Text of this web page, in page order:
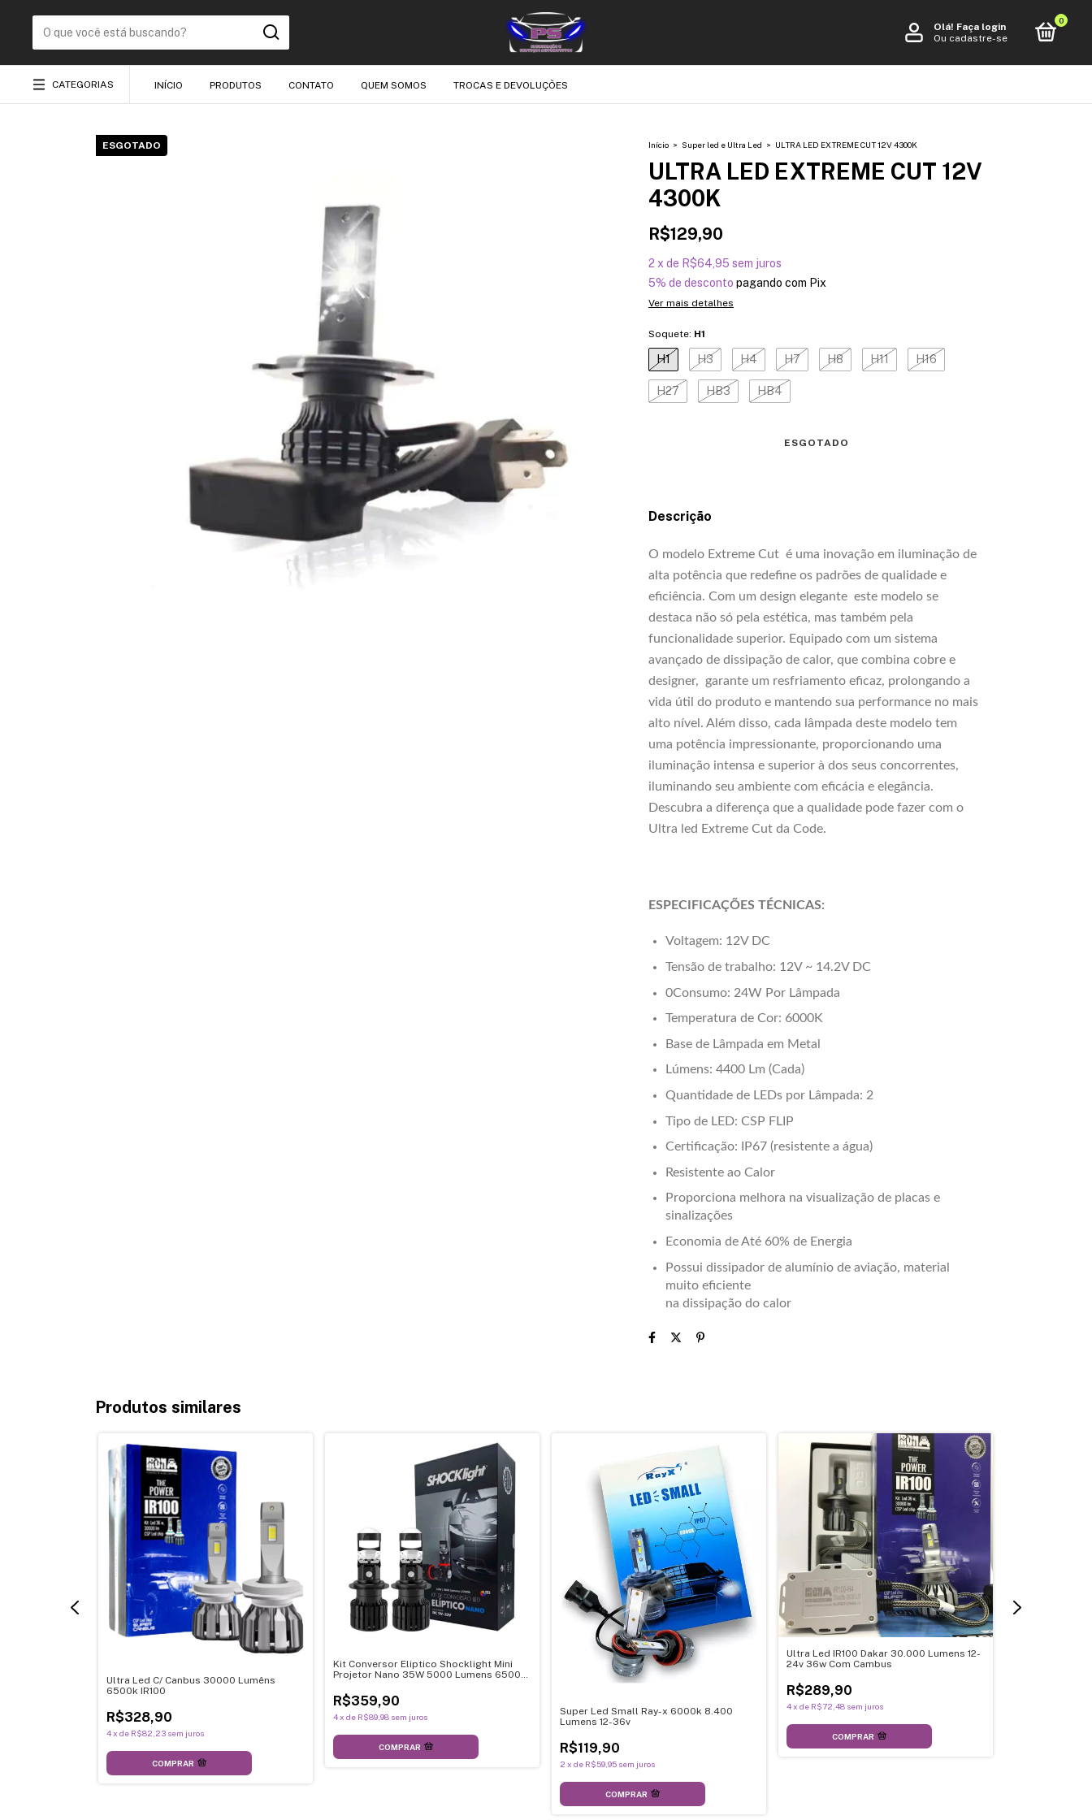
Olá! Faça login
Ou cadastre-se
0
CATEGORIAS INÍCIO PRODUTOS CONTATO QUEM SOMOS TROCAS E DEVOLUÇÕES
ESGOTADO Início > Super led e Ultra Led > ULTRA LED EXTREME CUT 12V 4300K
ULTRA LED EXTREME CUT 12V
4300K
R$129,90
2 x de R$64,95 sem juros
5% de desconto pagando com Pix
Ver mais detalhes
Soquete: H1
H1 H3 H4 H7 H8 H11 H16
H27 HB3 HB4
Descrição
O modelo Extreme Cut é uma inovação em iluminação de
alta potência que redefine os padrões de qualidade e
eficiência. Com um design elegante este modelo se
destaca não só pela estética, mas também pela
funcionalidade superior. Equipado com um sistema
avançado de dissipação de calor, que combina cobre e
designer, garante um resfriamento eficaz, prolongando a
vida útil do produto e mantendo sua performance no mais
alto nível. Além disso, cada lâmpada deste modelo tem
uma potência impressionante, proporcionando uma
iluminação intensa e superior à dos seus concorrentes,
iluminando seu ambiente com eficácia e elegância.
Descubra a diferença que a qualidade pode fazer com o
Ultra led Extreme Cut da Code.
ESPECIFICAÇÕES TÉCNICAS:
Voltagem: 12V DC
Tensão de trabalho: 12V ~ 14.2V DC
0Consumo: 24W Por Lâmpada
Temperatura de Cor: 6000K
Base de Lâmpada em Metal
Lúmens: 4400 Lm (Cada)
Quantidade de LEDs por Lâmpada: 2
Tipo de LED: CSP FLIP
Certificação: IP67 (resistente a água)
Resistente ao Calor
Proporciona melhora na visualização de placas e
sinalizações
Economia de Até 60% de Energia
Possui dissipador de alumínio de aviação, material
muito eficiente
na dissipação do calor
Produtos similares
Ultra Led C/ Canbus 30000 Lumêns
6500k IR100
R$328,90
4x de R$82,23 sem juros
COMPRAR
Kit Conversor Eliptico Shocklight Mini
Projetor Nano 35W 5000 Lumens 6500K
R$359,90
4x de R$89,98 sem juros
COMPRAR
Super Led Small Ray-x 6000k 8.400
Lumens 12-36v
R$119,90
2 x de R$59,95 sem juros
COMPRAR
Ultra Led IR100 Dakar 30.000 Lumens 12-
24v 36w Com Cambus
R$289,90
4x de R$72,48 sem juros
COMPRAR